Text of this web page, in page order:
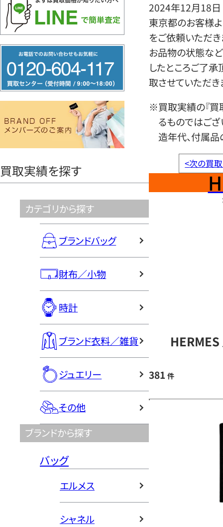
リ
ー
ヤ
買取実績を探す
カテゴリから探す
ブランドバッグ
財布／小物
時計
ブランド衣料／雑貨
ジュエリー
その他
ブランドから探す
バッグ
エルメス
シャネル
2024年12月18日
東京都のお客様
をご依頼いただき
お品物の状態など
したところご了
取させていただき
※買取実績の『買
るものではござ
造年代、付属品
<次の買
381 件